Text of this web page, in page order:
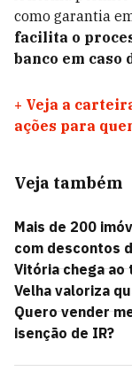
como garantia
facilita o
banco em caso
+ Veja a
ações para
Veja também
Mais de 200
com descontos
Vitória chega ao
Velha valoriza
Quero vender
isenção de IR?